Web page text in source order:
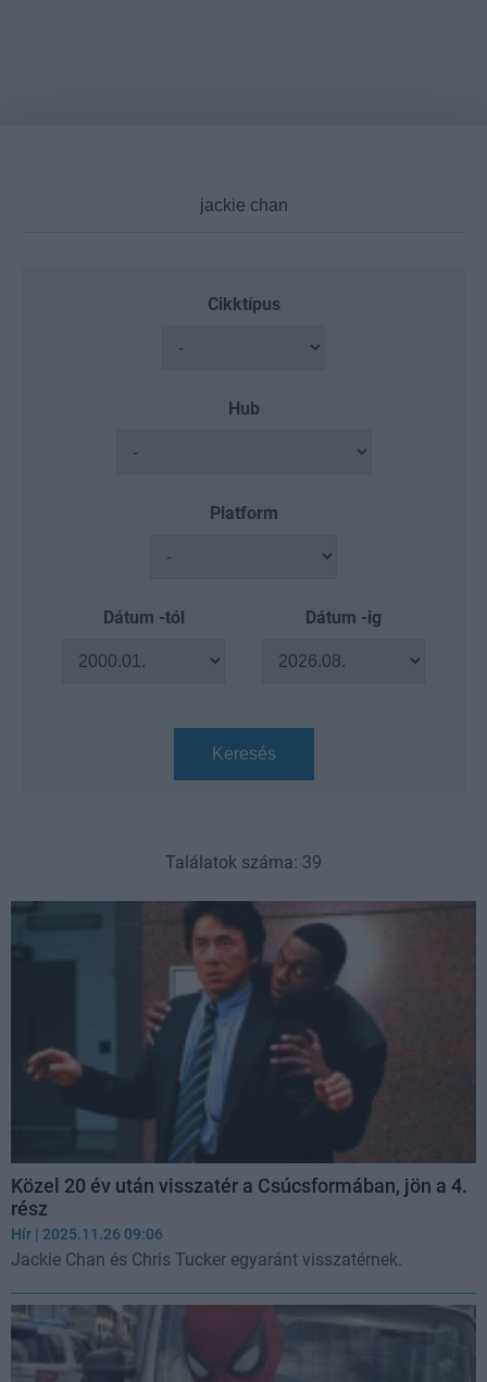
Cikktípus
Hub
Platform
Dátum -tól Dátum -ig
Keresés
Találatok száma: 39
Közel 20 év után visszatér a Csúcsformában, jön a 4.
rész
Hír | 2025.11.26 09:06
Jackie Chan és Chris Tucker egyaránt visszatérnek.